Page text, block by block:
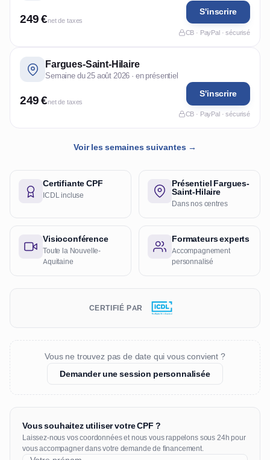
249 €net de taxes
S'inscrire
CB · PayPal · sécurisé
Fargues-Saint-Hilaire
Semaine du 25 août 2026 · en présentiel
249 €net de taxes
S'inscrire
CB · PayPal · sécurisé
Voir les semaines suivantes →
Certifiante CPF
ICDL incluse
Présentiel Fargues-
Saint-Hilaire
Dans nos centres
Visioconférence
Toute la Nouvelle-
Aquitaine
Formateurs experts
Accompagnement
personnalisé
CERTIFIÉ PAR
Vous ne trouvez pas de date qui vous convient ?
Demander une session personnalisée
Vous souhaitez utiliser votre CPF ?
Laissez-nous vos coordonnées et nous vous rappelons sous 24h pour
vous accompagner dans votre demande de financement.